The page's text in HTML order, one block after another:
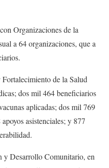
Organizaciones de la
a 64 organizaciones, que a
de la Salud
dos mil 464 beneficiarios
aplicadas; dos mil 769
asistenciales; y 877
Desarrollo Comunitario, en